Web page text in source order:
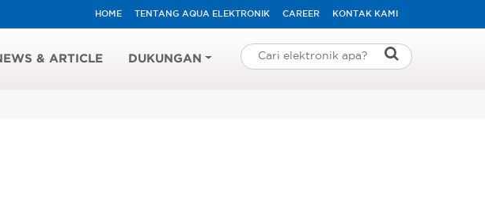
HOME TENTANG AQUA ELEKTRONIK CAREER KONTAK KAMI
& ARTICLE DUKUNGAN